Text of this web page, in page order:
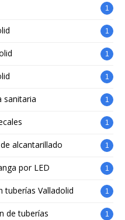
1
1
1
1
sanitaria 1
1
alcantarillado 1
por LED 1
tuberías Valladolid 1
de tuberías 1